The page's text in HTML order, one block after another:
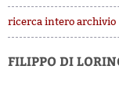
ricerca intero archivio
FILIPPO DI